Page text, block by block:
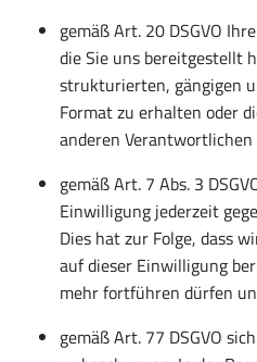
gemäß Art. 20 DSGVO
die Sie uns bereitgestellt
strukturierten, gängigen
Format zu erhalten oder
anderen
gemäß Art. 7 Abs. 3
Einwilligung jederzeit
Dies hat zur Folge, dass
auf dieser Einwilligung
mehr fortführen dürfen
gemäß Art. 77 DSGVO